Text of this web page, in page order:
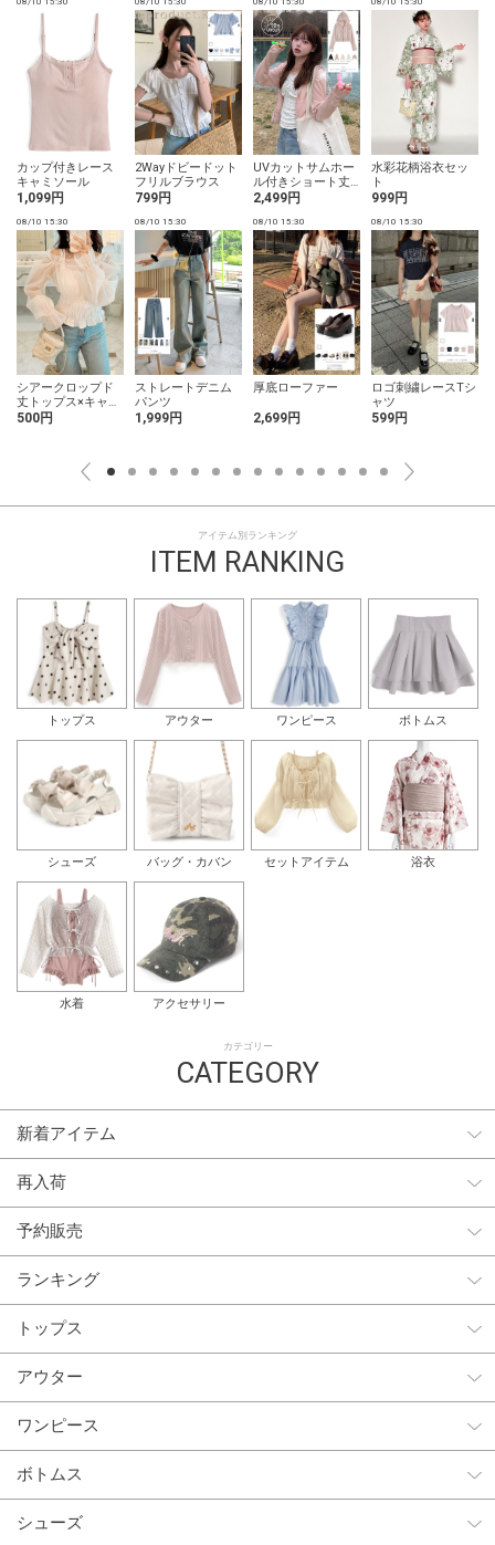
カップ付きレース
キャミソール
1,099円
2Wayドビードット
フリルブラウス
799円
UVカットサムホー
ル付きショート丈
パーカー
2,499円
水彩花柄浴衣セッ
ト
999円
08/10 15:30
シアークロップド
丈トップス×キャミ
ソールアンサンブ
500円
08/10 15:30
ストレートデニム
パンツ
1,999円
08/10 15:30
厚底ローファー
2,699円
08/10 15:30
ロゴ刺繍レースTシ
ャツ
599円
アイテム別ランキング
ITEM RANKING
トップス アウター ワンピース ボトムス
シューズ バッグ・カバン セットアイテム 浴衣
水着 アクセサリー
カテゴリー
CATEGORY
新着アイテム
再入荷
予約販売
ランキング
トップス
アウター
ワンピース
ボトムス
シューズ